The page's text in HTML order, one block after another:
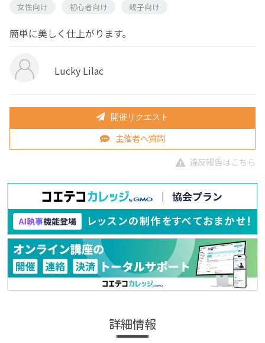
女性向け 初心者向け 親子向け
簡単に美しく仕上がります。
Lucky Lilac
開催リクエスト
主催者へ質問
違反報告はこちら
詳細情報